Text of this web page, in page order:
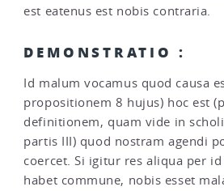
est eatenus est nobis contraria.
DEMONSTRATIO :
Id malum vocamus quod causa
propositionem 8 hujus) hoc est
definitionem, quam vide in
partis III) quod nostram agendi
coercet. Si igitur res aliqua per
habet commune, nobis esset